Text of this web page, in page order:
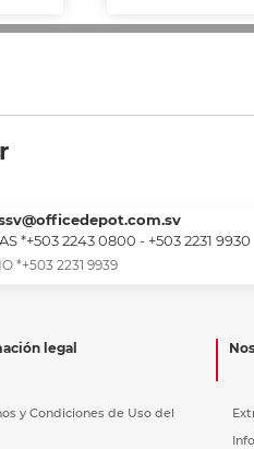
*+503 2243 0800 - +503 2231 9930
*+503 2231 9939
legal
y Condiciones de Uso del